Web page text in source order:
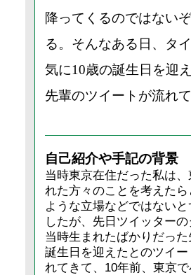
降ってくるのではない
る。そんなある日、タ
気に10歳の誕生日を迎
先輩のツイートが流れて
自己紹介や手記の背景
当時東京在住だった私は
れた方々のことを考えたら
ような立場などではない
したが、先日ツイッターの
当時生まれたばかりだっ
誕生日を迎えたとのツイ
れてきて、10年前、東京